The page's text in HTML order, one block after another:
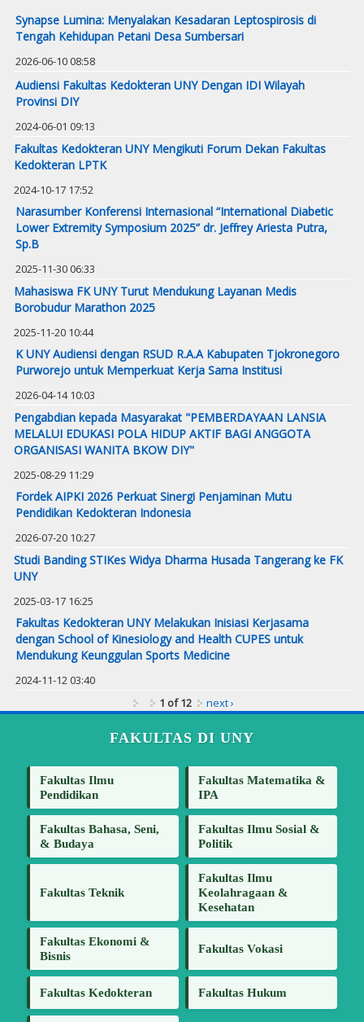
Synapse Lumina: Menyalakan Kesadaran Leptospirosis di
Tengah Kehidupan Petani Desa Sumbersari
2026-06-10 08:58
Audiensi Fakultas Kedokteran UNY Dengan IDI Wilayah
Provinsi DIY
2024-06-01 09:13
Fakultas Kedokteran UNY Mengikuti Forum Dekan Fakultas
Kedokteran LPTK
2024-10-17 17:52
Narasumber Konferensi Internasional “International Diabetic
Lower Extremity Symposium 2025” dr. Jeffrey Ariesta Putra,
Sp.B
2025-11-30 06:33
Mahasiswa FK UNY Turut Mendukung Layanan Medis
Borobudur Marathon 2025
2025-11-20 10:44
K UNY Audiensi dengan RSUD R.A.A Kabupaten Tjokronegoro
Purworejo untuk Memperkuat Kerja Sama Institusi
2026-04-14 10:03
Pengabdian kepada Masyarakat "PEMBERDAYAAN LANSIA
MELALUI EDUKASI POLA HIDUP AKTIF BAGI ANGGOTA
ORGANISASI WANITA BKOW DIY"
2025-08-29 11:29
Fordek AIPKI 2026 Perkuat Sinergi Penjaminan Mutu
Pendidikan Kedokteran Indonesia
2026-07-20 10:27
Studi Banding STIKes Widya Dharma Husada Tangerang ke FK
UNY
2025-03-17 16:25
Fakultas Kedokteran UNY Melakukan Inisiasi Kerjasama
dengan School of Kinesiology and Health CUPES untuk
Mendukung Keunggulan Sports Medicine
2024-11-12 03:40
1 of 12
next ›
FAKULTAS DI UNY
Fakultas Ilmu
Pendidikan
Fakultas Matematika &
IPA
Fakultas Bahasa, Seni,
& Budaya
Fakultas Ilmu Sosial &
Politik
Fakultas Teknik
Fakultas Ilmu
Keolahragaan &
Kesehatan
Fakultas Ekonomi &
Bisnis
Fakultas Vokasi
Fakultas Kedokteran Fakultas Hukum